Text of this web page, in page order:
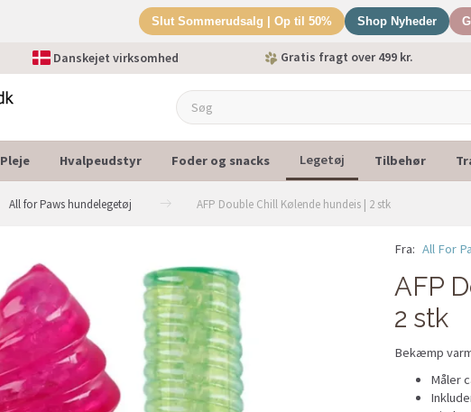
Slut Sommerudsalg | Op til 50% Shop Nyheder
Danskejet virksomhed Gratis fragt over 499 kr.
Pleje Hvalpeudstyr Foder og snacks Legetøj Tilbehør
All for Paws hundelegetøj AFP Double Chill Kølende hundeis | 2 stk
Fra: All For
AFP
2 stk
Bekæmp
Måler